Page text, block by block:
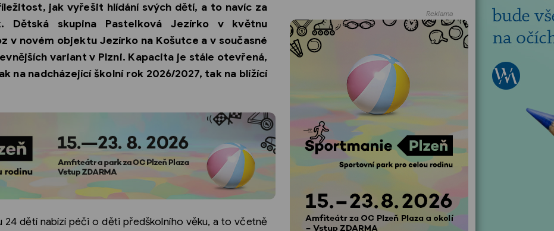
jak vyřešit hlídání svých dětí, a to navíc za
Dětská skupina Pastelková Jezírko v květnu
v novém objektu Jezírko na Košutce a v současné
variant v Plzni. Kapacita je stále otevřená,
na nadcházející školní rok 2026/2027, tak na blížící
24 dětí nabízí péči o děti předškolního věku, a to včetně
Reklama